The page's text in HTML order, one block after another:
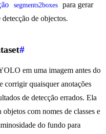
segments2boxes
para gerar
de objectos.
#
em uma imagem antes do
corrigir quaisquer anotações
de detecção errados. Ela
com nomes de classes e
do fundo para